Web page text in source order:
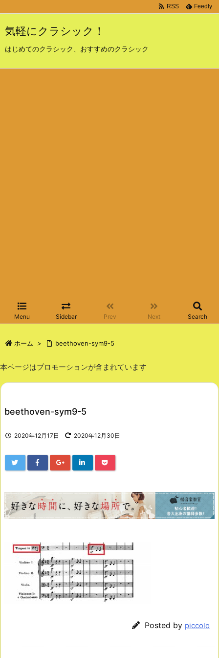
気軽にクラシック！
はじめてのクラシック、おすすめのクラシック
Menu Sidebar Prev Next Search
RSS Feedly
ホーム > beethoven-sym9-5
本ページはプロモーションが含まれています
beethoven-sym9-5
2020年12月17日 2020年12月30日
Posted by piccolo